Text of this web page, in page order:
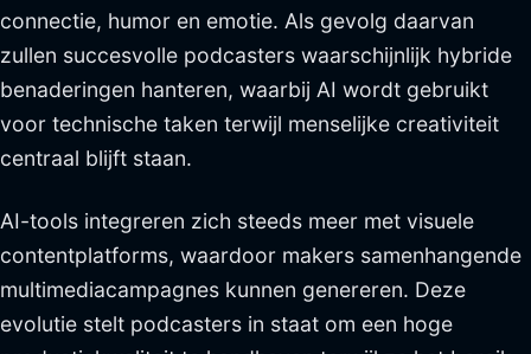
connectie, humor en emotie. Als gevolg daarvan
zullen succesvolle podcasters waarschijnlijk hybride
benaderingen hanteren, waarbij AI wordt gebruikt
voor technische taken terwijl menselijke creativiteit
centraal blijft staan.
AI-tools integreren zich steeds meer met visuele
contentplatforms, waardoor makers samenhangende
multimediacampagnes kunnen genereren. Deze
evolutie stelt podcasters in staat om een hoge